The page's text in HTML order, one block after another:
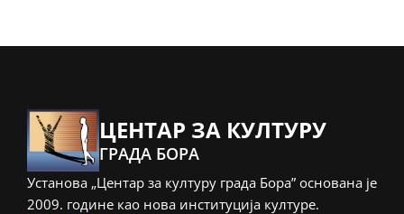
ЦЕНТАР ЗА КУЛТУРУ
ГРАДА БОРА
Установа „Центар за културу града Бора” основана је
2009. године као нова институција културе.